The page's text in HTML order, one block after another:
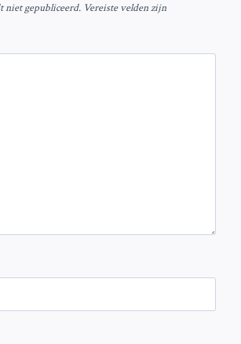
niet gepubliceerd. Vereiste velden zijn